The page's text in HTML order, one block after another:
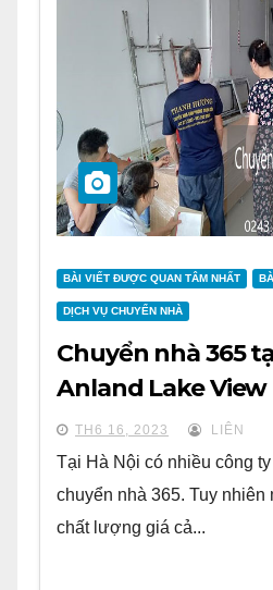
BÀI VIẾT ĐƯỢC QUAN TÂM NHẤT
DỊCH VỤ CHUYỂN NHÀ
Chuyển nhà 365
Anland Lake View
TH6 16, 2023 LIÊN
Tại Hà Nội có nhiều công
chuyển nhà 365. Tuy nhiên
chất lượng giá cả...